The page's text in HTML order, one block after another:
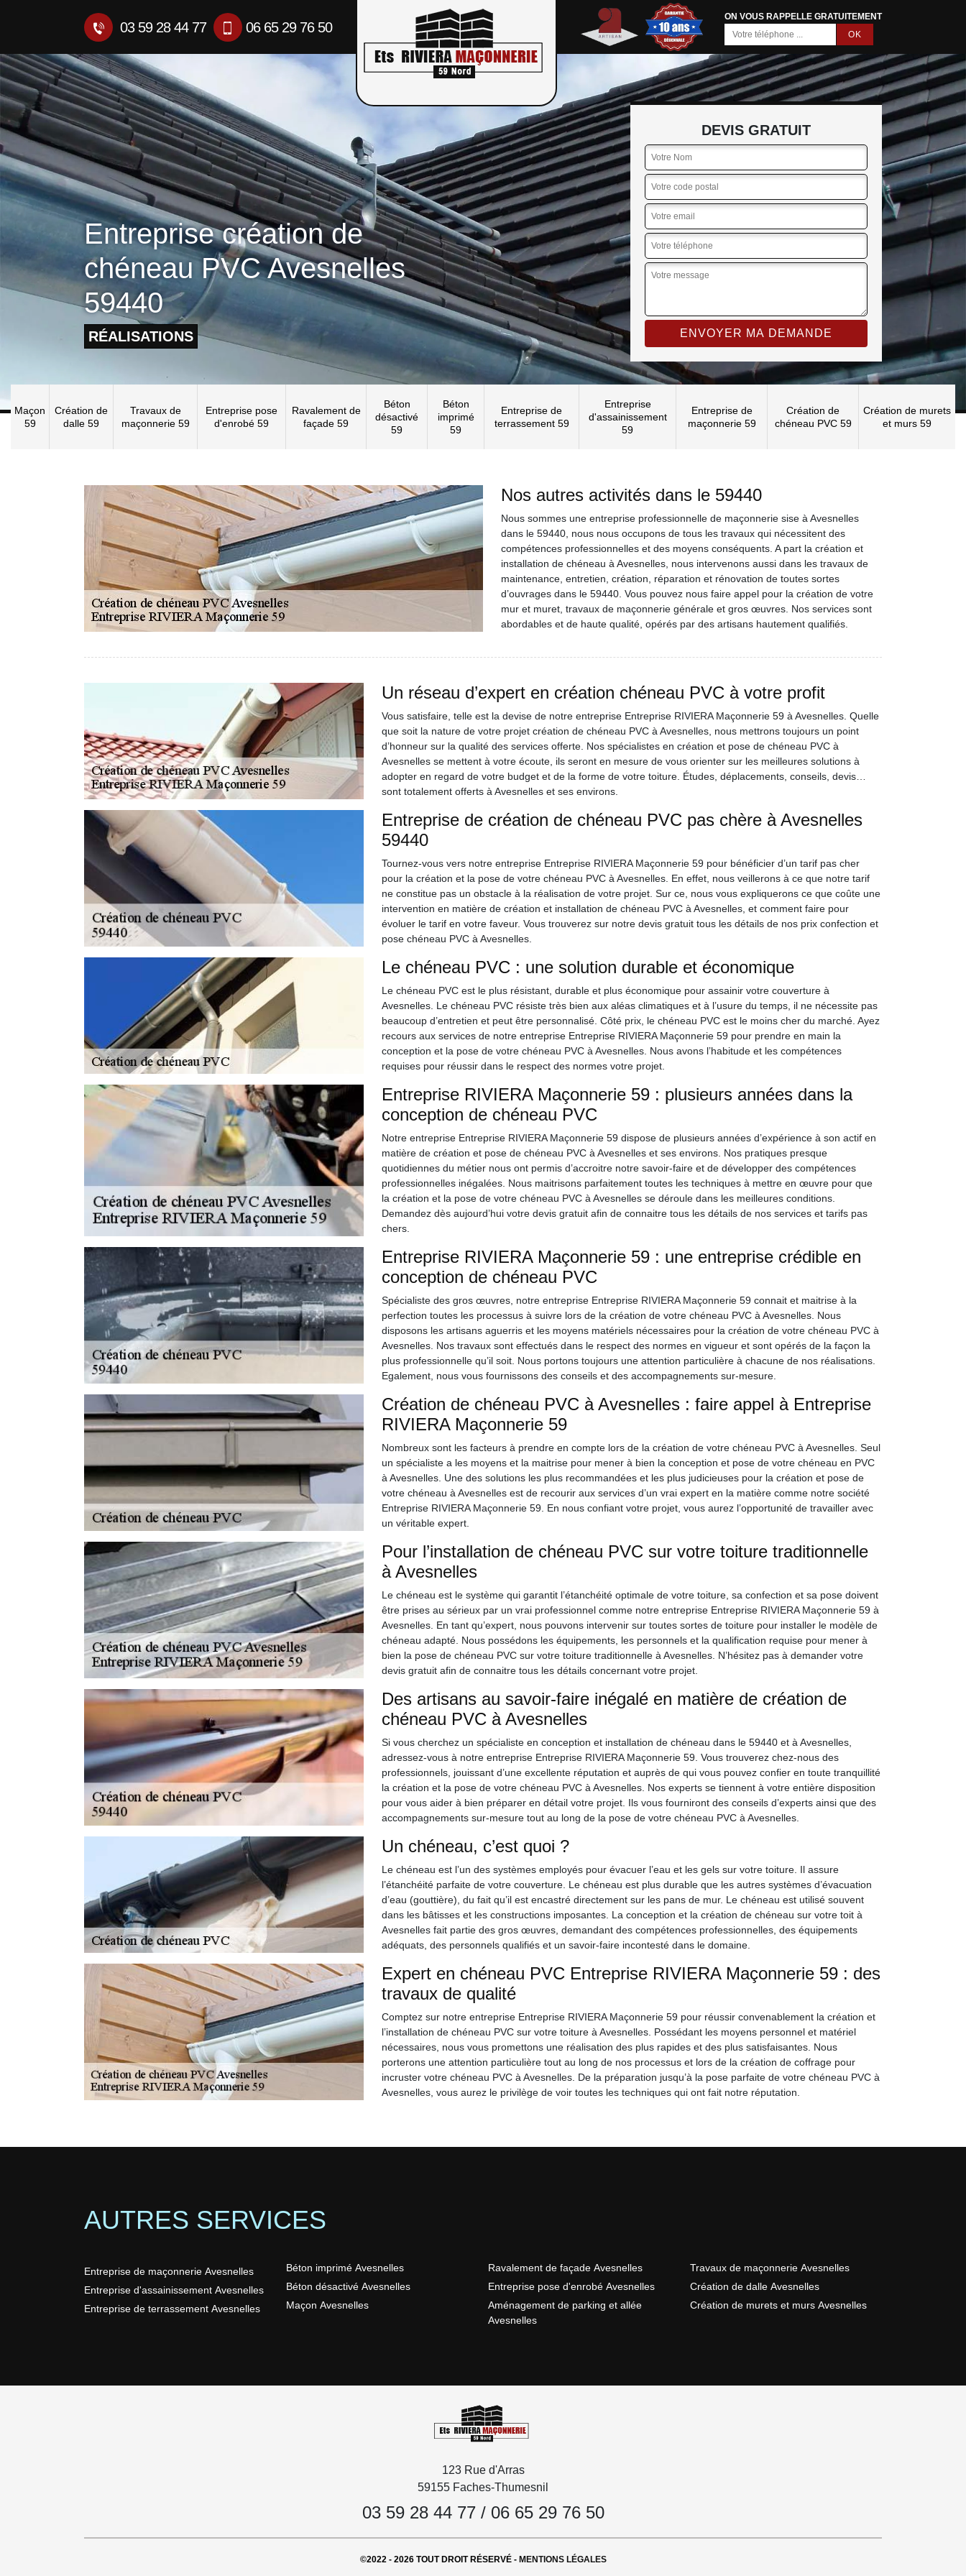
03 59 28 44 77 06 65 29 76 50
ON VOUS RAPPELLE GRATUITEMENT
Entreprise création de
chéneau PVC Avesnelles
59440
RÉALISATIONS
DEVIS GRATUIT
Maçon
59
Création de
dalle 59
Travaux de
maçonnerie 59
Entreprise pose
d'enrobé 59
Ravalement de
façade 59
Béton
désactivé
59
Béton
imprimé
59
Entreprise de
terrassement 59
Entreprise
d'assainissement
59
Entreprise de
maçonnerie 59
Création de
chéneau PVC 59
Création de murets
et murs 59
Nos autres activités dans le 59440
Nous sommes une entreprise professionnelle de maçonnerie sise à Avesnelles
dans le 59440, nous nous occupons de tous les travaux qui nécessitent des
compétences professionnelles et des moyens conséquents. A part la création et
installation de chéneau à Avesnelles, nous intervenons aussi dans les travaux de
maintenance, entretien, création, réparation et rénovation de toutes sortes
d’ouvrages dans le 59440. Vous pouvez nous faire appel pour la création de votre
mur et muret, travaux de maçonnerie générale et gros œuvres. Nos services sont
abordables et de haute qualité, opérés par des artisans hautement qualifiés.
Un réseau d’expert en création chéneau PVC à votre profit
Vous satisfaire, telle est la devise de notre entreprise Entreprise RIVIERA Maçonnerie 59 à Avesnelles. Quelle
que soit la nature de votre projet création de chéneau PVC à Avesnelles, nous mettrons toujours un point
d’honneur sur la qualité des services offerte. Nos spécialistes en création et pose de chéneau PVC à
Avesnelles se mettent à votre écoute, ils seront en mesure de vous orienter sur les meilleures solutions à
adopter en regard de votre budget et de la forme de votre toiture. Études, déplacements, conseils, devis…
sont totalement offerts à Avesnelles et ses environs.
Entreprise de création de chéneau PVC pas chère à Avesnelles
59440
Tournez-vous vers notre entreprise Entreprise RIVIERA Maçonnerie 59 pour bénéficier d’un tarif pas cher
pour la création et la pose de votre chéneau PVC à Avesnelles. En effet, nous veillerons à ce que notre tarif
ne constitue pas un obstacle à la réalisation de votre projet. Sur ce, nous vous expliquerons ce que coûte une
intervention en matière de création et installation de chéneau PVC à Avesnelles, et comment faire pour
évoluer le tarif en votre faveur. Vous trouverez sur notre devis gratuit tous les détails de nos prix confection et
pose chéneau PVC à Avesnelles.
Le chéneau PVC : une solution durable et économique
Le chéneau PVC est le plus résistant, durable et plus économique pour assainir votre couverture à
Avesnelles. Le chéneau PVC résiste très bien aux aléas climatiques et à l’usure du temps, il ne nécessite pas
beaucoup d’entretien et peut être personnalisé. Côté prix, le chéneau PVC est le moins cher du marché. Ayez
recours aux services de notre entreprise Entreprise RIVIERA Maçonnerie 59 pour prendre en main la
conception et la pose de votre chéneau PVC à Avesnelles. Nous avons l’habitude et les compétences
requises pour réussir dans le respect des normes votre projet.
Entreprise RIVIERA Maçonnerie 59 : plusieurs années dans la
conception de chéneau PVC
Notre entreprise Entreprise RIVIERA Maçonnerie 59 dispose de plusieurs années d’expérience à son actif en
matière de création et pose de chéneau PVC à Avesnelles et ses environs. Nos pratiques presque
quotidiennes du métier nous ont permis d’accroitre notre savoir-faire et de développer des compétences
professionnelles inégalées. Nous maitrisons parfaitement toutes les techniques à mettre en œuvre pour que
la création et la pose de votre chéneau PVC à Avesnelles se déroule dans les meilleures conditions.
Demandez dès aujourd’hui votre devis gratuit afin de connaitre tous les détails de nos services et tarifs pas
chers.
Entreprise RIVIERA Maçonnerie 59 : une entreprise crédible en
conception de chéneau PVC
Spécialiste des gros œuvres, notre entreprise Entreprise RIVIERA Maçonnerie 59 connait et maitrise à la
perfection toutes les processus à suivre lors de la création de votre chéneau PVC à Avesnelles. Nous
disposons les artisans aguerris et les moyens matériels nécessaires pour la création de votre chéneau PVC à
Avesnelles. Nos travaux sont effectués dans le respect des normes en vigueur et sont opérés de la façon la
plus professionnelle qu’il soit. Nous portons toujours une attention particulière à chacune de nos réalisations.
Egalement, nous vous fournissons des conseils et des accompagnements sur-mesure.
Création de chéneau PVC à Avesnelles : faire appel à Entreprise
RIVIERA Maçonnerie 59
Nombreux sont les facteurs à prendre en compte lors de la création de votre chéneau PVC à Avesnelles. Seul
un spécialiste a les moyens et la maitrise pour mener à bien la conception et pose de votre chéneau en PVC
à Avesnelles. Une des solutions les plus recommandées et les plus judicieuses pour la création et pose de
votre chéneau à Avesnelles est de recourir aux services d’un vrai expert en la matière comme notre société
Entreprise RIVIERA Maçonnerie 59. En nous confiant votre projet, vous aurez l’opportunité de travailler avec
un véritable expert.
Pour l’installation de chéneau PVC sur votre toiture traditionnelle
à Avesnelles
Le chéneau est le système qui garantit l’étanchéité optimale de votre toiture, sa confection et sa pose doivent
être prises au sérieux par un vrai professionnel comme notre entreprise Entreprise RIVIERA Maçonnerie 59 à
Avesnelles. En tant qu’expert, nous pouvons intervenir sur toutes sortes de toiture pour installer le modèle de
chéneau adapté. Nous possédons les équipements, les personnels et la qualification requise pour mener à
bien la pose de chéneau PVC sur votre toiture traditionnelle à Avesnelles. N’hésitez pas à demander votre
devis gratuit afin de connaitre tous les détails concernant votre projet.
Des artisans au savoir-faire inégalé en matière de création de
chéneau PVC à Avesnelles
Si vous cherchez un spécialiste en conception et installation de chéneau dans le 59440 et à Avesnelles,
adressez-vous à notre entreprise Entreprise RIVIERA Maçonnerie 59. Vous trouverez chez-nous des
professionnels, jouissant d’une excellente réputation et auprès de qui vous pouvez confier en toute tranquillité
la création et la pose de votre chéneau PVC à Avesnelles. Nos experts se tiennent à votre entière disposition
pour vous aider à bien préparer en détail votre projet. Ils vous fourniront des conseils d’experts ainsi que des
accompagnements sur-mesure tout au long de la pose de votre chéneau PVC à Avesnelles.
Un chéneau, c’est quoi ?
Le chéneau est l’un des systèmes employés pour évacuer l’eau et les gels sur votre toiture. Il assure
l’étanchéité parfaite de votre couverture. Le chéneau est plus durable que les autres systèmes d’évacuation
d’eau (gouttière), du fait qu’il est encastré directement sur les pans de mur. Le chéneau est utilisé souvent
dans les bâtisses et les constructions imposantes. La conception et la création de chéneau sur votre toit à
Avesnelles fait partie des gros œuvres, demandant des compétences professionnelles, des équipements
adéquats, des personnels qualifiés et un savoir-faire incontesté dans le domaine.
Expert en chéneau PVC Entreprise RIVIERA Maçonnerie 59 : des
travaux de qualité
Comptez sur notre entreprise Entreprise RIVIERA Maçonnerie 59 pour réussir convenablement la création et
l’installation de chéneau PVC sur votre toiture à Avesnelles. Possédant les moyens personnel et matériel
nécessaires, nous vous promettons une réalisation des plus rapides et des plus satisfaisantes. Nous
porterons une attention particulière tout au long de nos processus et lors de la création de coffrage pour
incruster votre chéneau PVC à Avesnelles. De la préparation jusqu’à la pose parfaite de votre chéneau PVC à
Avesnelles, vous aurez le privilège de voir toutes les techniques qui ont fait notre réputation.
AUTRES SERVICES
Entreprise de maçonnerie Avesnelles
Entreprise d'assainissement Avesnelles
Entreprise de terrassement Avesnelles
Béton imprimé Avesnelles
Béton désactivé Avesnelles
Maçon Avesnelles
Ravalement de façade Avesnelles
Entreprise pose d'enrobé Avesnelles
Aménagement de parking et allée
Avesnelles
Travaux de maçonnerie Avesnelles
Création de dalle Avesnelles
Création de murets et murs Avesnelles
123 Rue d'Arras
59155 Faches-Thumesnil
03 59 28 44 77/ 06 65 29 76 50
©2022 - 2026 TOUT DROIT RÉSERVÉ - MENTIONS LÉGALES